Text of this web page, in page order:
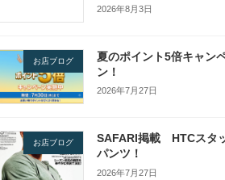
2026年8月3日
お店ブログ
夏のポイント5倍キャン
ン！
2026年7月27日
お店ブログ
SAFARI掲載 HTCスタ
パンツ！
2026年7月27日